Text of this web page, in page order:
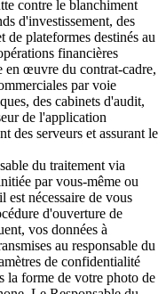
contre le blanchiment
d'investissement, des
plateformes destinés au
financières
en œuvre du contrat-cadre,
par voie
des cabinets d'audit,
de l'application
des serveurs et assurant le
du traitement via
par vous-même ou
est nécessaire de vous
d'ouverture de
vos données à
au responsable du
de confidentialité
la forme de votre photo de